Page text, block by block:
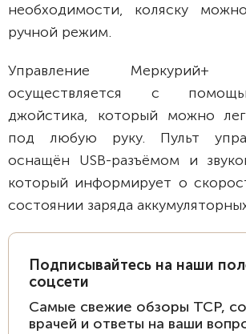
необходимости, коляску
ручной режим.
Управление
осуществляется с
джойстика, который можно
под любую руку. Пульт
оснащён USB-разъёмом и
который информирует о
состоянии заряда
Подписывайтесь на наши
соцсети
Самые свежие обзоры ТСР,
врачей и ответы на ваши